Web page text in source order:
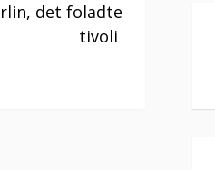
det foladte
tivoli